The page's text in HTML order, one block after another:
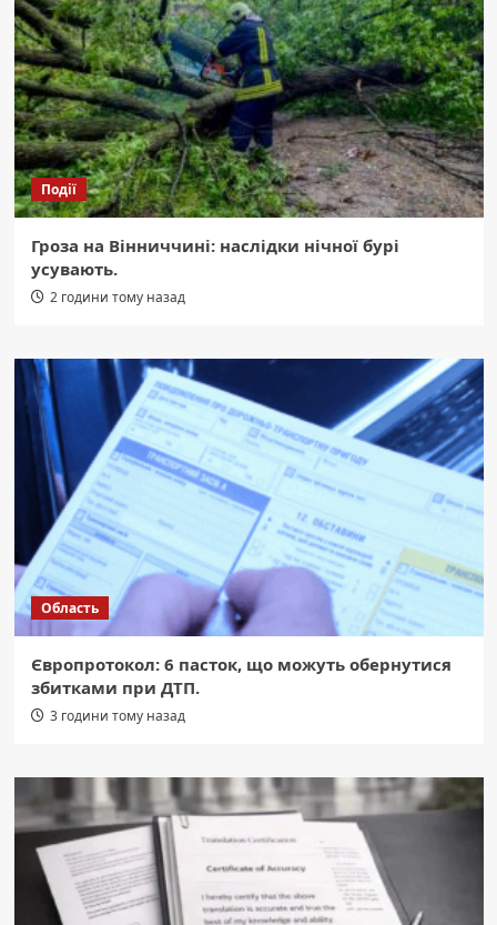
Події
Гроза на Вінниччині: наслідки нічної бурі
усувають.
2 години тому назад
Область
Європротокол: 6 пасток, що можуть обернутися
збитками при ДТП.
3 години тому назад